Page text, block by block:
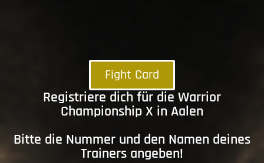
Fight Card
Registriere dich für die Warrior
Championship X in Aalen
Bitte die Nummer und den Namen deines
Trainers angeben!